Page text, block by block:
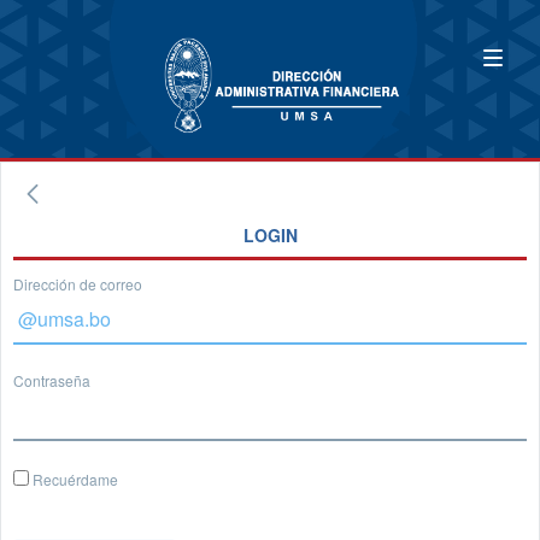
LOGIN
Dirección de correo
Contraseña
Recuérdame